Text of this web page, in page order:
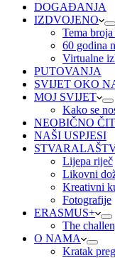
DOGAĐANJA
IZDVOJENO
Tema
60 godina
Virtualne
PUTOVANJA
SVIJET OKO
MOJ SVIJET
Kako se
NEOBIČNO
NAŠI USPJESI
Lijepa riječ
Likovni
Kreativni
Fotografije
ERASMUS+
The
O NAMA
Kratak